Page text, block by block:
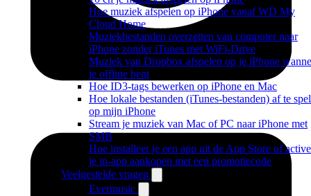
Hoe muziek afspelen op iPhone vanaf WD My
Cloud Home
Muziekbestanden overzetten van computer naar
iPhone zonder iTunes met WiFi-Drive
Muziek van Dropbox afspelen op je iPhone
je offline bent
Hoe ID3-tags bewerken op iPhone en Mac
Hoe lokale bestanden (iTunes-bestanden) af te
op mijn iPhone
Stream je muziek van Mac of PC naar iPhone met
SMB
Hoe installeer je een app uit de App Store of
je in-app aankopen met een promotiecode
Veelgestelde vragen
Evermusic